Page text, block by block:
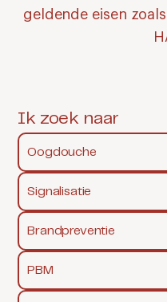
geldende eisen zoals
Ik zoek naar
Oogdouche
Signalisatie
Brandpreventie
PBM